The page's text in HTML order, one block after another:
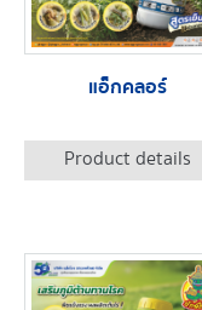
แอ็กคลอร์
Product details